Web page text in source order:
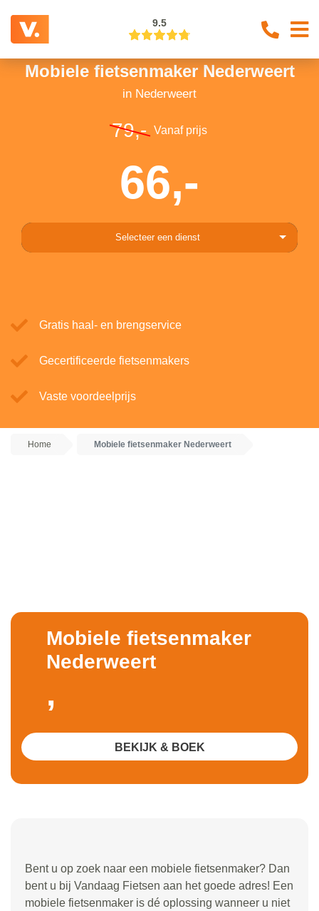
9.5
Mobiele fietsenmaker Nederweert
in Nederweert
79,- Vanaf prijs
66,-
Selecteer een dienst
Gratis haal- en brengservice
Gecertificeerde fietsenmakers
Vaste voordeelprijs
Home Mobiele fietsenmaker Nederweert
Bent u op zoek naar een mobiele fietsenmaker? Dan
bent u bij Vandaag Fietsen aan het goede adres! Een
mobiele fietsenmaker is dé oplossing wanneer u niet
Mobiele fietsenmaker
Nederweert
,
BEKIJK & BOEK